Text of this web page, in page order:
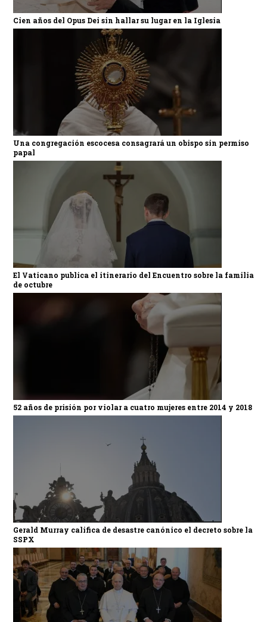
Cien años del Opus Dei sin hallar su lugar en la Iglesia
Una congregación escocesa consagrará un obispo sin permiso
papal
El Vaticano publica el itinerario del Encuentro sobre la familia
de octubre
52 años de prisión por violar a cuatro mujeres entre 2014 y 2018
Gerald Murray califica de desastre canónico el decreto sobre la
SSPX